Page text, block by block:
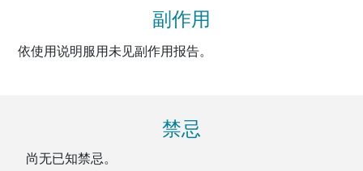
副作用
依使用说明服用未见副作用报告。
禁忌
尚无已知禁忌。